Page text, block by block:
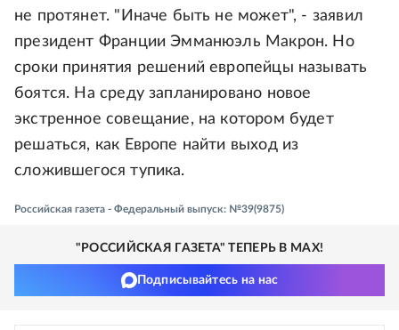
не протянет. "Иначе быть не может", - заявил
президент Франции Эмманюэль Макрон. Но
сроки принятия решений европейцы называть
боятся. На среду запланировано новое
экстренное совещание, на котором будет
решаться, как Европе найти выход из
сложившегося тупика.
Российская газета - Федеральный выпуск: №39(9875)
"РОССИЙСКАЯ ГАЗЕТА" ТЕПЕРЬ В MAX!
Подписывайтесь на нас